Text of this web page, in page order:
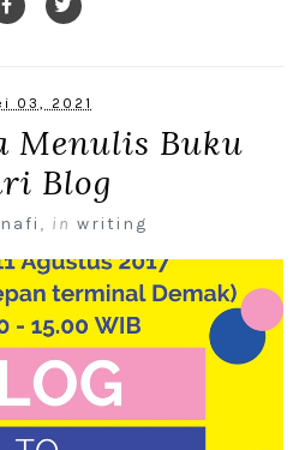
03, 2021
Menulis Buku
Blog
, in writing